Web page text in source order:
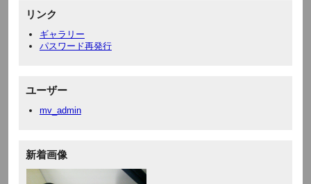
リンク
ギャラリー
パスワード再発行
ユーザー
mv_admin
新着画像